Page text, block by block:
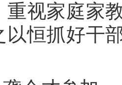
重视家庭家
以恒抓好干